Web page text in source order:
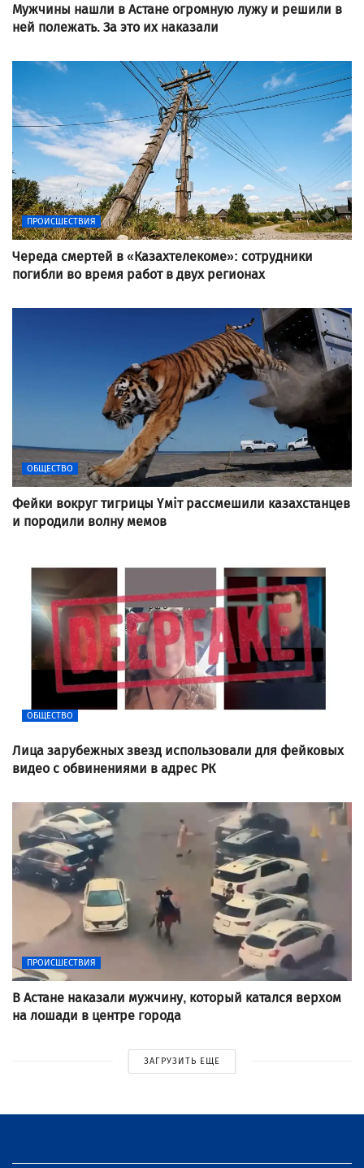
Мужчины нашли в Астане огромную лужу и решили в
ней полежать. За это их наказали
ПРОИСШЕСТВИЯ
Череда смертей в «Казахтелекоме»: сотрудники
погибли во время работ в двух регионах
ОБЩЕСТВО
Фейки вокруг тигрицы Үміт рассмешили казахстанцев
и породили волну мемов
ОБЩЕСТВО
Лица зарубежных звезд использовали для фейковых
видео с обвинениями в адрес РК
ПРОИСШЕСТВИЯ
В Астане наказали мужчину, который катался верхом
на лошади в центре города
ЗАГРУЗИТЬ ЕЩЕ